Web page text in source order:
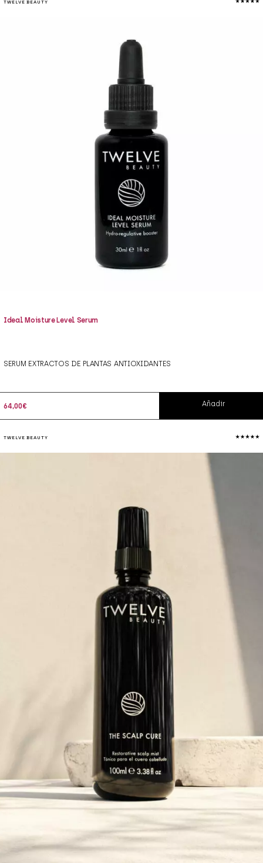
TWELVE BEAUTY
Ideal Moisture Level Serum
SERUM EXTRACTOS DE PLANTAS ANTIOXIDANTES
64,00€ Añadir
TWELVE BEAUTY